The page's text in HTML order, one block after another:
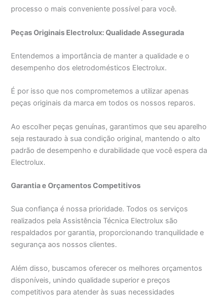
processo o mais conveniente possível para você.
Peças Originais Electrolux: Qualidade Assegurada
Entendemos a importância de manter a qualidade e o
desempenho dos eletrodomésticos Electrolux.
É por isso que nos comprometemos a utilizar apenas
peças originais da marca em todos os nossos reparos.
Ao escolher peças genuínas, garantimos que seu aparelho
seja restaurado à sua condição original, mantendo o alto
padrão de desempenho e durabilidade que você espera da
Electrolux.
Garantia e Orçamentos Competitivos
Sua confiança é nossa prioridade. Todos os serviços
realizados pela Assistência Técnica Electrolux são
respaldados por garantia, proporcionando tranquilidade e
segurança aos nossos clientes.
Além disso, buscamos oferecer os melhores orçamentos
disponíveis, unindo qualidade superior e preços
competitivos para atender às suas necessidades